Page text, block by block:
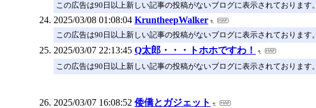
この広告は90日以上新しい記事の投稿がないブログに表示されております。
2025/03/08 01:08:04 KruntheepWalker
この広告は90日以上新しい記事の投稿がないブログに表示されております。
2025/03/07 22:13:45 Q太郎・・・トホホですわ！
この広告は90日以上新しい記事の投稿がないブログに表示されております。
2025/03/07 16:08:52 倭僑とガジェット